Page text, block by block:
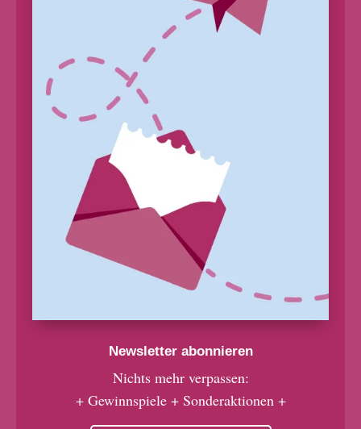
Newsletter abonnieren
Nichts mehr verpassen:
+ Gewinnspiele + Sonderaktionen +